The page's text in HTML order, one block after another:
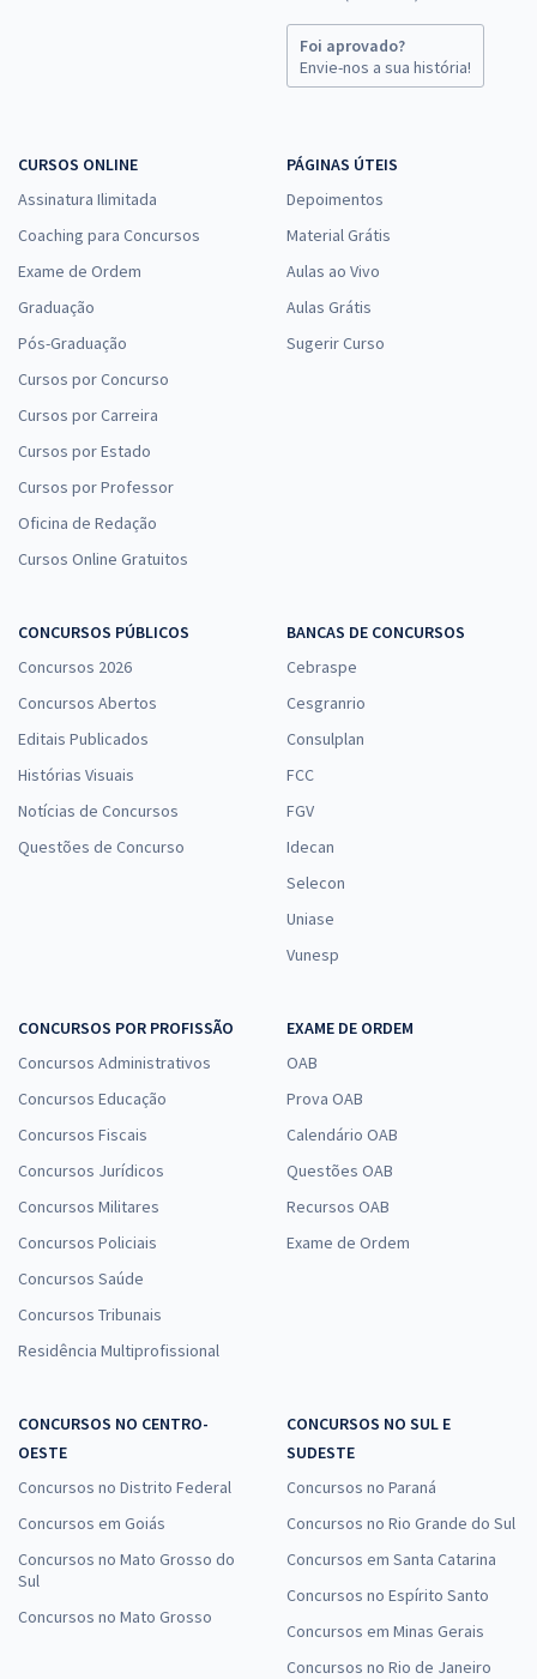
Foi aprovado?
Envie-nos a sua história!
CURSOS ONLINE
Assinatura Ilimitada
Coaching para Concursos
Exame de Ordem
Graduação
Pós-Graduação
Cursos por Concurso
Cursos por Carreira
Cursos por Estado
Cursos por Professor
Oficina de Redação
Cursos Online Gratuitos
PÁGINAS ÚTEIS
Depoimentos
Material Grátis
Aulas ao Vivo
Aulas Grátis
Sugerir Curso
CONCURSOS PÚBLICOS
Concursos 2026
Concursos Abertos
Editais Publicados
Histórias Visuais
Notícias de Concursos
Questões de Concurso
BANCAS DE CONCURSOS
Cebraspe
Cesgranrio
Consulplan
FCC
FGV
Idecan
Selecon
Uniase
Vunesp
CONCURSOS POR PROFISSÃO
Concursos Administrativos
Concursos Educação
Concursos Fiscais
Concursos Jurídicos
Concursos Militares
Concursos Policiais
Concursos Saúde
Concursos Tribunais
Residência Multiprofissional
EXAME DE ORDEM
OAB
Prova OAB
Calendário OAB
Questões OAB
Recursos OAB
Exame de Ordem
CONCURSOS NO CENTRO-
OESTE
Concursos no Distrito Federal
Concursos em Goiás
Concursos no Mato Grosso do
Sul
Concursos no Mato Grosso
CONCURSOS NO SUL E
SUDESTE
Concursos no Paraná
Concursos no Rio Grande do Sul
Concursos em Santa Catarina
Concursos no Espírito Santo
Concursos em Minas Gerais
Concursos no Rio de Janeiro